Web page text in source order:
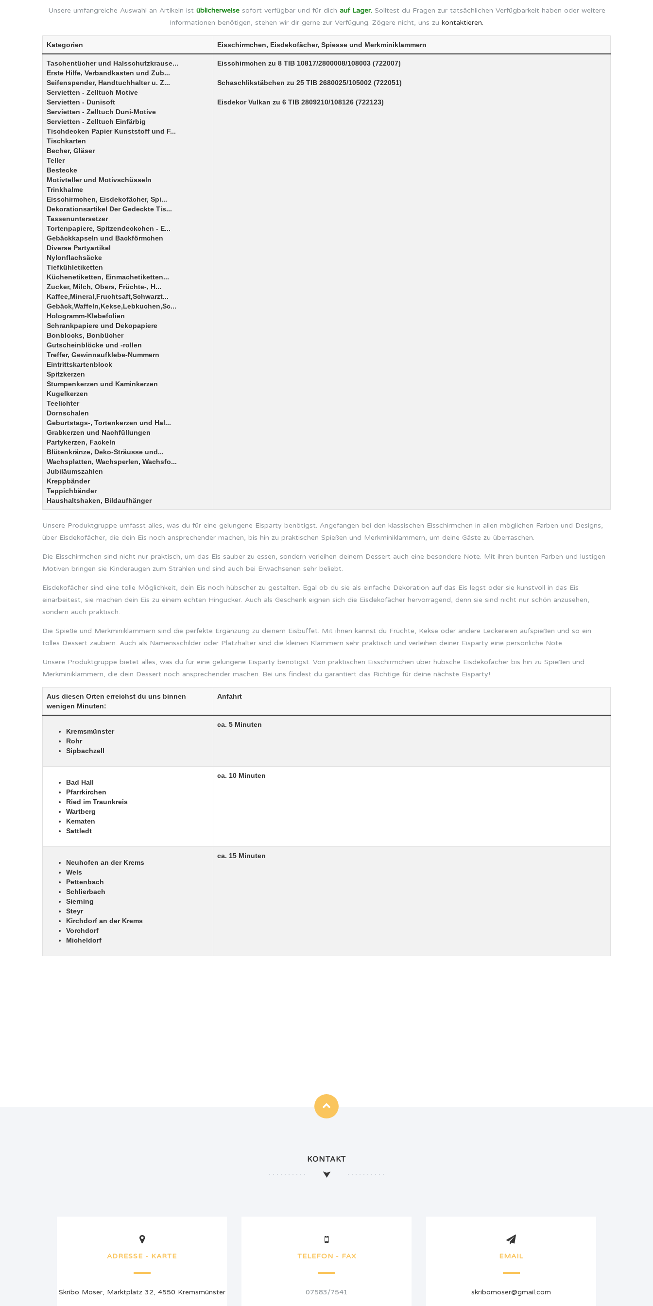
Unsere umfangreiche Auswahl an Artikeln ist üblicherweisesofort verfügbar und für dich auf Lager.Solltest du Fragen zur tatsächlichen Verfügbarkeit haben oder weitere
Informationen benötigen, stehen wir dir gerne zur Verfügung. Zögere nicht, uns zu kontaktieren.
Kategorien Eisschirmchen, Eisdekofächer, Spiesse und Merkminiklammern
Taschentücher und Halsschutzkrause...
Erste Hilfe, Verbandkasten und Zub...
Seifenspender, Handtuchhalter u. Z...
Servietten - Zelltuch Motive
Servietten - Dunisoft
Servietten - Zelltuch Duni-Motive
Servietten - Zelltuch Einfärbig
Tischdecken Papier Kunststoff und F...
Tischkarten
Becher, Gläser
Teller
Bestecke
Motivteller und Motivschüsseln
Trinkhalme
Eisschirmchen, Eisdekofächer, Spi...
Dekorationsartikel Der Gedeckte Tis...
Tassenuntersetzer
Tortenpapiere, Spitzendeckchen - E...
Gebäckkapseln und Backförmchen
Diverse Partyartikel
Nylonflachsäcke
Tiefkühletiketten
Küchenetiketten, Einmachetiketten...
Zucker, Milch, Obers, Früchte-, H...
Kaffee,Mineral,Fruchtsaft,Schwarzt...
Gebäck,Waffeln,Kekse,Lebkuchen,Sc...
Hologramm-Klebefolien
Schrankpapiere und Dekopapiere
Bonblocks, Bonbücher
Gutscheinblöcke und -rollen
Treffer, Gewinnaufklebe-Nummern
Eintrittskartenblock
Spitzkerzen
Stumpenkerzen und Kaminkerzen
Kugelkerzen
Teelichter
Dornschalen
Geburtstags-, Tortenkerzen und Hal...
Grabkerzen und Nachfüllungen
Partykerzen, Fackeln
Blütenkränze, Deko-Sträusse und...
Wachsplatten, Wachsperlen, Wachsfo...
Jubiläumszahlen
Kreppbänder
Teppichbänder
Haushaltshaken, Bildaufhänger
Eisschirmchen zu 8 TIB 10817/2800008/108003 (722007)
Schaschlikstäbchen zu 25 TIB 2680025/105002 (722051)
Eisdekor Vulkan zu 6 TIB 2809210/108126 (722123)
Unsere Produktgruppe umfasst alles, was du für eine gelungene Eisparty benötigst. Angefangen bei den klassischen Eisschirmchen in allen möglichen Farben und Designs,
über Eisdekofächer, die dein Eis noch ansprechender machen, bis hin zu praktischen Spießen und Merkminiklammern, um deine Gäste zu überraschen.
Die Eisschirmchen sind nicht nur praktisch, um das Eis sauber zu essen, sondern verleihen deinem Dessert auch eine besondere Note. Mit ihren bunten Farben und lustigen
Motiven bringen sie Kinderaugen zum Strahlen und sind auch bei Erwachsenen sehr beliebt.
Eisdekofächer sind eine tolle Möglichkeit, dein Eis noch hübscher zu gestalten. Egal ob du sie als einfache Dekoration auf das Eis legst oder sie kunstvoll in das Eis
einarbeitest, sie machen dein Eis zu einem echten Hingucker. Auch als Geschenk eignen sich die Eisdekofächer hervorragend, denn sie sind nicht nur schön anzusehen,
sondern auch praktisch.
Die Spieße und Merkminiklammern sind die perfekte Ergänzung zu deinem Eisbuffet. Mit ihnen kannst du Früchte, Kekse oder andere Leckereien aufspießen und so ein
tolles Dessert zaubern. Auch als Namensschilder oder Platzhalter sind die kleinen Klammern sehr praktisch und verleihen deiner Eisparty eine persönliche Note.
Unsere Produktgruppe bietet alles, was du für eine gelungene Eisparty benötigst. Von praktischen Eisschirmchen über hübsche Eisdekofächer bis hin zu Spießen und
Merkminiklammern, die dein Dessert noch ansprechender machen. Bei uns findest du garantiert das Richtige für deine nächste Eisparty!
Aus diesen Orten erreichst du uns binnen
wenigen Minuten:
Anfahrt
Kremsmünster
Rohr
Sipbachzell
ca. 5 Minuten
Bad Hall
Pfarrkirchen
Ried im Traunkreis
Wartberg
Kematen
Sattledt
ca. 10 Minuten
Neuhofen an der Krems
Wels
Pettenbach
Schlierbach
Sierning
Steyr
Kirchdorf an der Krems
Vorchdorf
Micheldorf
ca. 15 Minuten
KONTAKT
ADRESSE - KARTE
Skribo Moser, Marktplatz 32, 4550 Kremsmünster
TELEFON - FAX
07583/7541
EMAIL
skribomoser@gmail.com